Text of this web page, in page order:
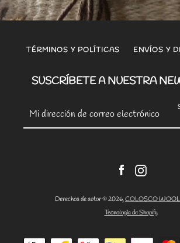
TÉRMINOS Y POLÍTICAS ENVÍOS Y
SUSCRÍBETE A NUESTRA
FacebookInstagram
Derechos de autor © 2026,COLOSCO
Tecnología de Shopify